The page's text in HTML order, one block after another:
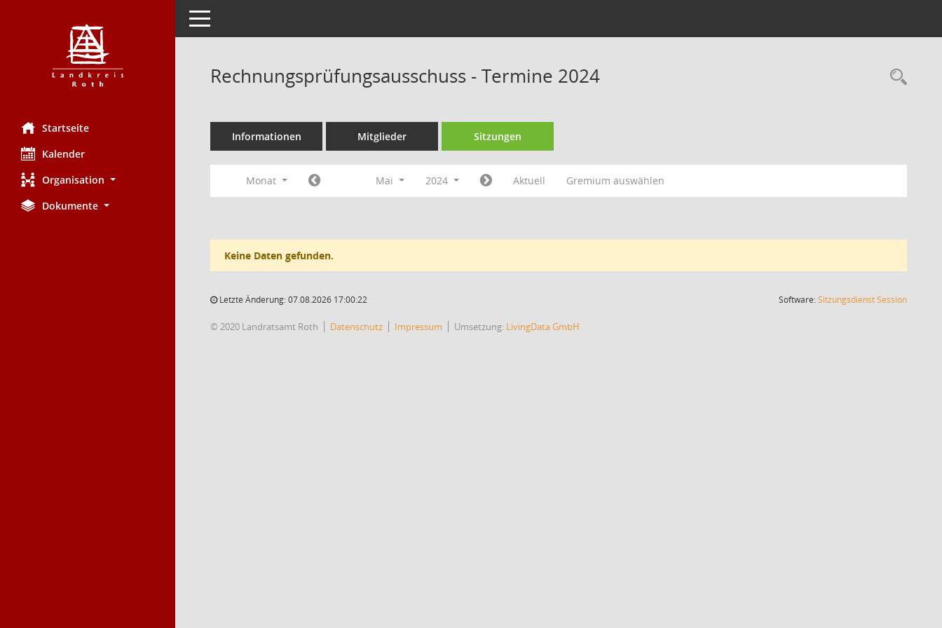
Startseite
Kalender
Organisation
Dokumente
Toggle navigation
Rechnungsprüfungsausschuss - Termine 2024
Informationen Mitglieder Sitzungen
Monat Mai 2024 Aktuell Gremium auswählen
Keine Daten gefunden.
Letzte Änderung: 07.08.2026 17:00:22 Software:SitzungsdienstSession(Wird in
© 2020 Landratsamt Roth Datenschutz Impressum Umsetzung: LivingData GmbH